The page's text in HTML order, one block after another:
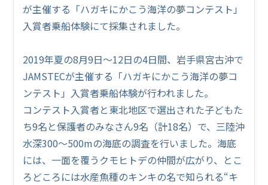
が主催する「ハガキにかこう海洋の夢コンテスト」
入賞者乗船体験にて採集されました。
2019年夏の8月9日～12日の4日間、岩手県宮古沖で
JAMSTECが主催する「ハガキにかこう海洋の夢コ
ンテスト」入賞者乗船体験が行われました。
コンテスト入賞者と東北地区で選出された子どもた
ち9名と保護者のみなさん9名（計18名）で、三陸沖
水深300～500mの海底の調査を行いました。海底
には、一面を覆うクモヒトデの仲間が広がり、とこ
ろどころには水産魚種のキンキの名で知られる“キ